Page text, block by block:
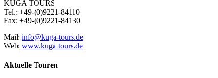
KUGA TOURS
Tel.: +49-(0)9221-84110
Fax: +49-(0)9221-84130
Mail: info@kuga-tours.de
Web: www.kuga-tours.de
Aktuelle Touren